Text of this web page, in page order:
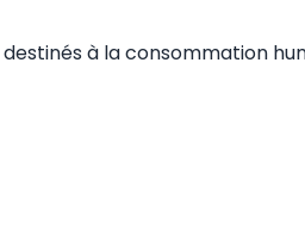
à la consommation